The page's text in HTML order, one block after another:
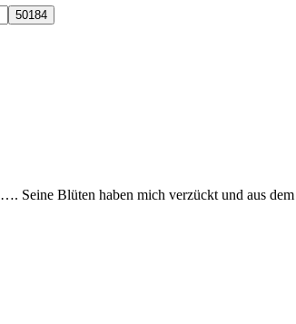
Seine Blüten haben mich verzückt und aus